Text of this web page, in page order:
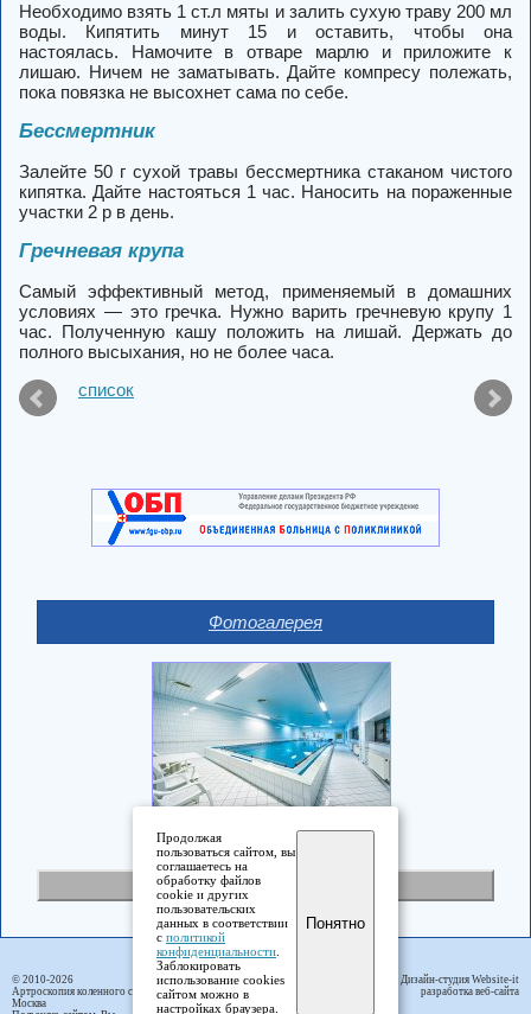
Необходимо взять 1 ст.л мяты и залить сухую траву 200 мл
воды. Кипятить минут 15 и оставить, чтобы она
настоялась. Намочите в отваре марлю и приложите к
лишаю. Ничем не заматывать. Дайте компресу полежать,
пока повязка не высохнет сама по себе.
Бессмертник
Залейте 50 г сухой травы бессмертника стаканом чистого
кипятка. Дайте настояться 1 час. Наносить на пораженные
участки 2 р в день.
Гречневая крупа
Самый эффективный метод, применяемый в домашних
условиях — это гречка. Нужно варить гречневую крупу 1
час. Полученную кашу положить на лишай. Держать до
полного высыхания, но не более часа.
список
Фотогалерея
Полная версия
Дизайн-студия Website-it
разработка веб-сайта
© 2010-2026
Артроскопия коленного сустава
Москва
Продолжая
пользоваться сайтом, вы
соглашаетесь на
обработку файлов
cookie и других
пользовательских
данных в соответствии
с политикой
конфиденциальности
Заблокировать
использование cookies
сайтом можно в
настройках браузера.
Понятно